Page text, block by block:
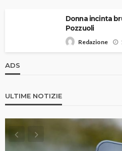
Donna incinta
Pozzuoli
Redazione
ADS
ULTIME NOTIZIE